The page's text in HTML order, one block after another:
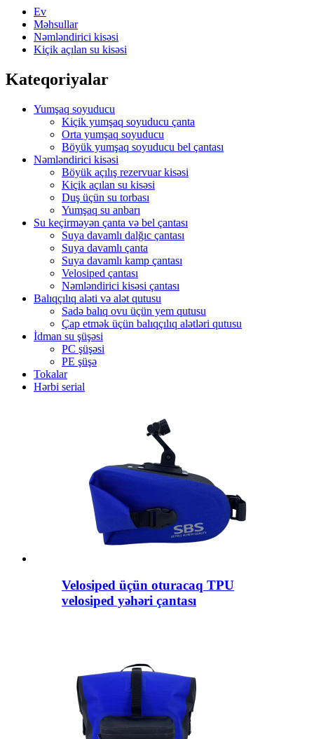
Ev
Məhsullar
Nəmləndirici kisəsi
Kiçik açılan su kisəsi
Kateqoriyalar
Yumşaq soyuducu
Kiçik yumşaq soyuducu çanta
Orta yumşaq soyuducu
Böyük yumşaq soyuducu bel çantası
Nəmləndirici kisəsi
Böyük açılış rezervuar kisəsi
Kiçik açılan su kisəsi
Duş üçün su torbası
Yumşaq su anbarı
Su keçirməyən çanta və bel çantası
Suya davamlı dalğıc çantası
Suya davamlı çanta
Suya davamlı kamp çantası
Velosiped çantası
Nəmləndirici kisəsi çantası
Balıqçılıq aləti və alət qutusu
Sadə balıq ovu üçün yem qutusu
Çap etmək üçün balıqçılıq alətləri qutusu
İdman su şüşəsi
PC şüşəsi
PE şüşə
Tokalar
Hərbi serial
Velosiped üçün oturacaq TPU
velosiped yəhəri çantası